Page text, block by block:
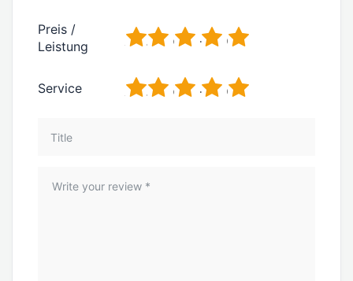
Preis /
Leistung
5
4
3
2
Service 5
4
3
2